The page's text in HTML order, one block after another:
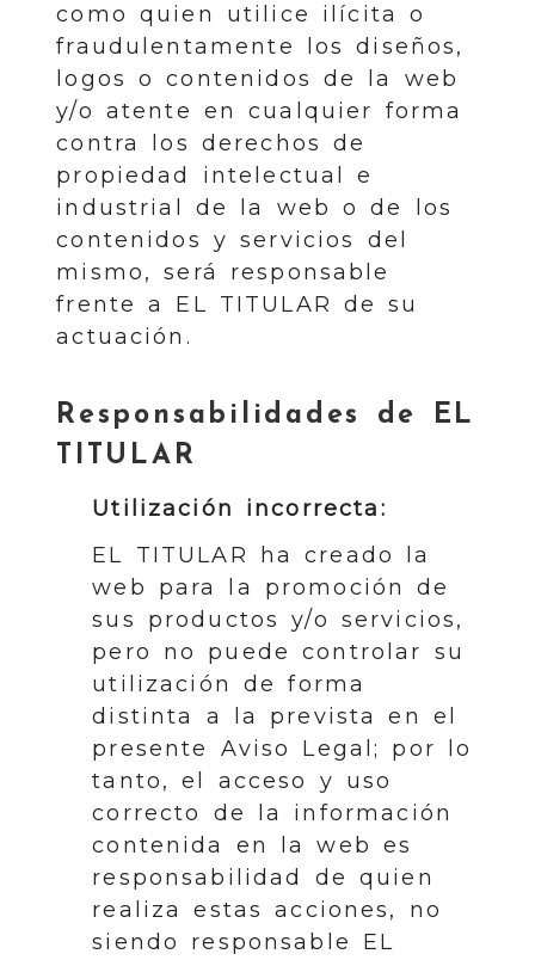
como quien utilice ilícita o
fraudulentamente los diseños,
logos o contenidos de la web
y/o atente en cualquier forma
contra los derechos de
propiedad intelectual e
industrial de la web o de los
contenidos y servicios del
mismo, será responsable
frente a EL TITULAR de su
actuación.
Responsabilidades de EL
TITULAR
Utilización incorrecta:
EL TITULAR ha creado la
web para la promoción de
sus productos y/o servicios,
pero no puede controlar su
utilización de forma
distinta a la prevista en el
presente Aviso Legal; por lo
tanto, el acceso y uso
correcto de la información
contenida en la web es
responsabilidad de quien
realiza estas acciones, no
siendo responsable EL